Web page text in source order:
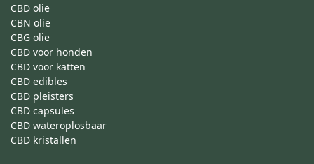
CBD olie
CBN olie
CBG olie
CBD voor honden
CBD voor katten
CBD edibles
CBD pleisters
CBD capsules
CBD wateroplosbaar
CBD kristallen